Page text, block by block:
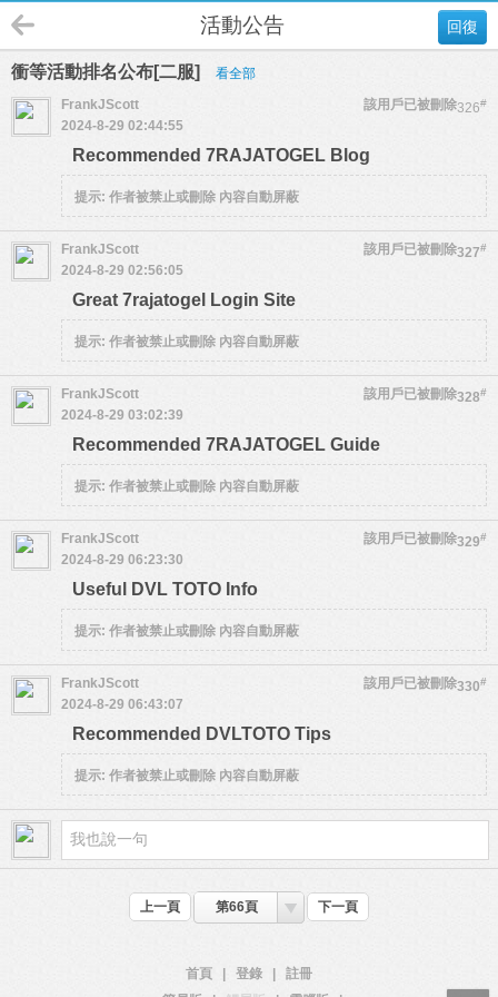
回復
活動公告
衝等活動排名公布[二服] 看全部
326#
FrankJScott
該用戶已被刪除
2024-8-29 02:44:55
Recommended 7RAJATOGEL Blog
提示: 作者被禁止或刪除 內容自動屏蔽
327#
FrankJScott
該用戶已被刪除
2024-8-29 02:56:05
Great 7rajatogel Login Site
提示: 作者被禁止或刪除 內容自動屏蔽
328#
FrankJScott
該用戶已被刪除
2024-8-29 03:02:39
Recommended 7RAJATOGEL Guide
提示: 作者被禁止或刪除 內容自動屏蔽
329#
FrankJScott
該用戶已被刪除
2024-8-29 06:23:30
Useful DVL TOTO Info
提示: 作者被禁止或刪除 內容自動屏蔽
330#
FrankJScott
該用戶已被刪除
2024-8-29 06:43:07
Recommended DVLTOTO Tips
提示: 作者被禁止或刪除 內容自動屏蔽
上一頁 第66頁 下一頁
首頁 登錄
註冊